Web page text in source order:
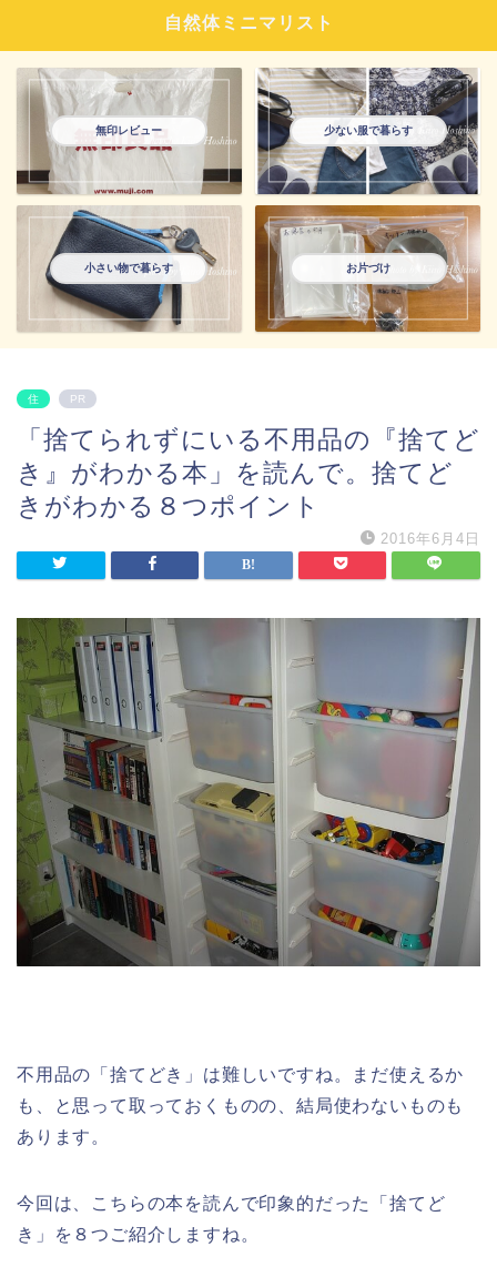
自然体ミニマリスト
無印レビュー 少ない服で暮らす
小さい物で暮らす お片づけ
住 PR
「捨てられずにいる不用品の『捨てど
き』がわかる本」を読んで。捨てど
きがわかる８つポイント
2016年6月4日
不用品の「捨てどき」は難しいですね。まだ使えるか
も、と思って取っておくものの、結局使わないものも
あります。
今回は、こちらの本を読んで印象的だった「捨てど
き」を８つご紹介しますね。